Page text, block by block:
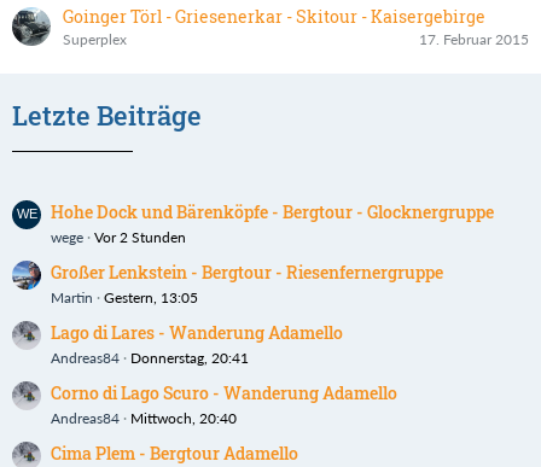
Goinger Törl - Griesenerkar - Skitour - Kaisergebirge
Superplex 17. Februar 2015
Letzte Beiträge
Hohe Dock und Bärenköpfe - Bergtour - Glocknergruppe
wege Vor 2 Stunden
Großer Lenkstein - Bergtour - Riesenfernergruppe
Martin Gestern, 13:05
Lago di Lares - Wanderung Adamello
Andreas84 Donnerstag, 20:41
Corno di Lago Scuro - Wanderung Adamello
Andreas84 Mittwoch, 20:40
Cima Plem - Bergtour Adamello